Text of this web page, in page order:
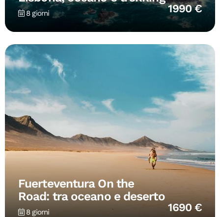
8 giorni 1990 €
Fuerteventura On the
Road: tra oceano e deserto
8 giorni 1690 €